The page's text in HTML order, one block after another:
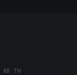
KR TH